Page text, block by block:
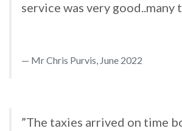
service was very good..many
Mr Chris Purvis, June 2022
”The taxies arrived on time